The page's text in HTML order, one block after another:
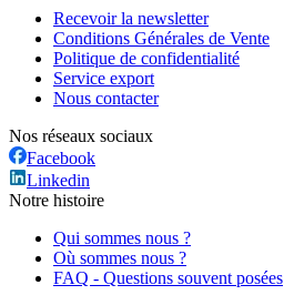
Recevoir la newsletter
Conditions Générales de Vente
Politique de confidentialité
Service export
Nous contacter
Nos réseaux sociaux
Facebook
Linkedin
Notre histoire
Qui sommes nous ?
Où sommes nous ?
FAQ - Questions souvent posées